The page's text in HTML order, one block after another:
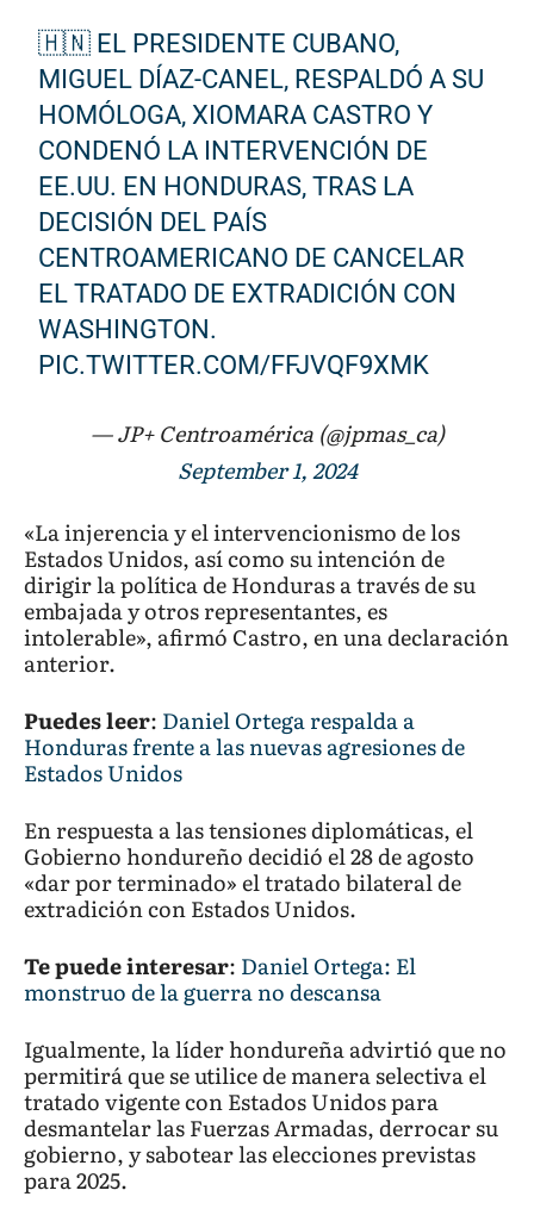
🇭🇳 EL PRESIDENTE CUBANO,
MIGUEL DÍAZ-CANEL, RESPALDÓ A SU
HOMÓLOGA, XIOMARA CASTRO Y
CONDENÓ LA INTERVENCIÓN DE
EE.UU. EN HONDURAS, TRAS LA
DECISIÓN DEL PAÍS
CENTROAMERICANO DE CANCELAR
EL TRATADO DE EXTRADICIÓN CON
WASHINGTON.
PIC.TWITTER.COM/FFJVQF9XMK
— JP+ Centroamérica (@jpmas_ca)
September 1, 2024
«La injerencia y el intervencionismo de los
Estados Unidos, así como su intención de
dirigir la política de Honduras a través de su
embajada y otros representantes, es
intolerable», afirmó Castro, en una declaración
anterior.
Puedes leer: Daniel Ortega respalda a
Honduras frente a las nuevas agresiones de
Estados Unidos
En respuesta a las tensiones diplomáticas, el
Gobierno hondureño decidió el 28 de agosto
«dar por terminado» el tratado bilateral de
extradición con Estados Unidos.
Te puede interesar: Daniel Ortega: El
monstruo de la guerra no descansa
Igualmente, la líder hondureña advirtió que no
permitirá que se utilice de manera selectiva el
tratado vigente con Estados Unidos para
desmantelar las Fuerzas Armadas, derrocar su
gobierno, y sabotear las elecciones previstas
para 2025.